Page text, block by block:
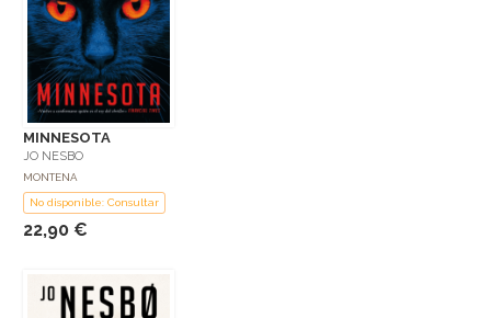
MINNESOTA
JO NESBO
MONTENA
No disponible: Consultar
22,90 €